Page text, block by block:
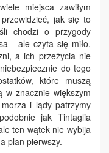
miejsca zawiłym
jak się to
chodzi o przygody
- ale czyta się miło,
a ich przeżycia nie
do tego
które muszą
w znacznie większym
i lądy patrzymy
jak Tintaglia
ten wątek nie wybija
plan pierwszy.